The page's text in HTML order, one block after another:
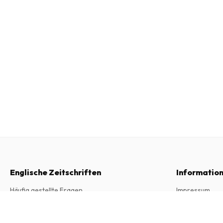
Englische Zeitschriften
Häufig gestellte Fragen
Impressum